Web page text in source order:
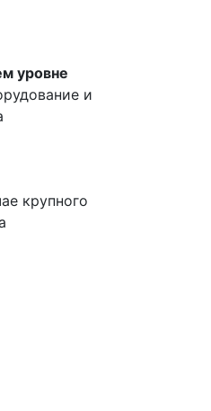
уровне
и
крупного